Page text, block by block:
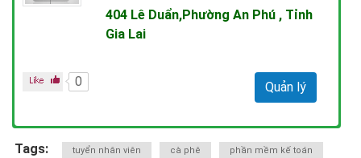
404 Lê Duẩn,Phường An Phú , Tỉnh
Gia Lai
Quản lý
0
Tags: tuyển nhân viên cà phê phần mềm kế toán